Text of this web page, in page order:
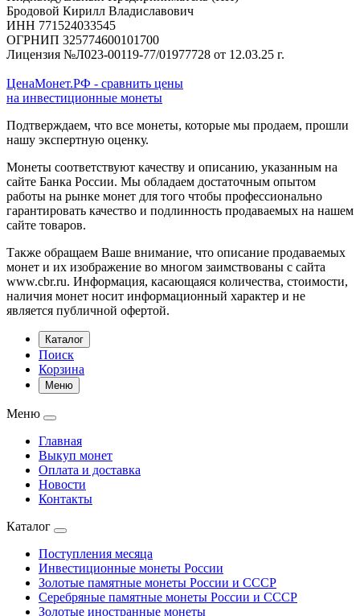
Бродовой Кирилл Владиславович
ИНН 771524033545
ОГРНИП 325774600101700
Лицензия №Л023-00119-77/01977728 от 12.03.25 г.
ЦенаМонет.РФ - сравнить цены
на инвестиционные монеты
Подтверждаем, что все монеты, которые мы продаем, прошли
нашу экспертную оценку.
Монеты соответствуют качеству и описанию, указанным на
сайте Банка России. Мы обладаем достаточным опытом
работы на рынке монет для того чтобы профессионально
гарантировать качество и подлинность продаваемых на нашем
сайте товаров.
Также обращаем Ваше внимание, что описание продаваемых
монет и их изображение во многом заимствованы с сайта
www.cbr.ru. Информация, касающаяся количества, стоимости,
наличия монет носит информационный характер и не
является публичной офертой.
Каталог
Поиск
Корзина
Меню
Меню
Главная
Выкуп монет
Оплата и доставка
Новости
Контакты
Каталог
Поступления месяца
Инвестиционные монеты России
Золотые памятные монеты России и СССР
Серебряные памятные монеты России и СССР
Золотые иностранные монеты